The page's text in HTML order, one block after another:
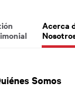
Acerca
Somos